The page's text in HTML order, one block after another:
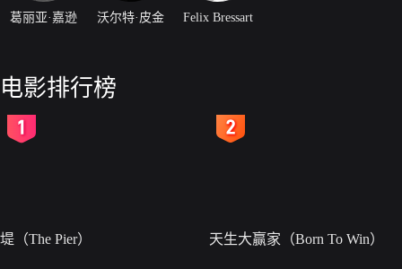
葛丽亚·嘉逊 沃尔特·皮金 Felix Bressart
电影排行榜
堤（The Pier） 天生大赢家（Born To Win）